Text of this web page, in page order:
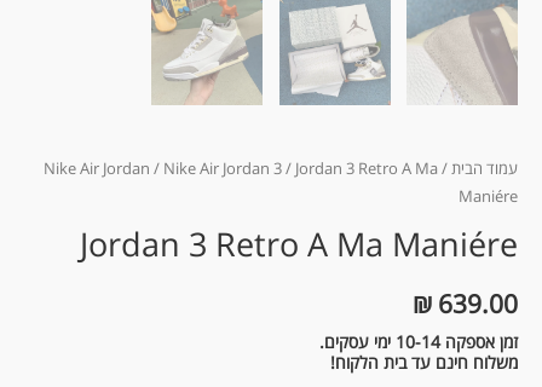
עמוד הבית/
Nike Air Jordan / Nike Air Jordan 3/ Jordan 3 Retro A Ma
Maniére
Jordan 3 Retro A Ma Maniére
₪ 639.00
זמן אספקה 10-14 ימי עסקים.
משלוח חינם עד בית הלקוח!